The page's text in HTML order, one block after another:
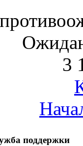
3
поддержки